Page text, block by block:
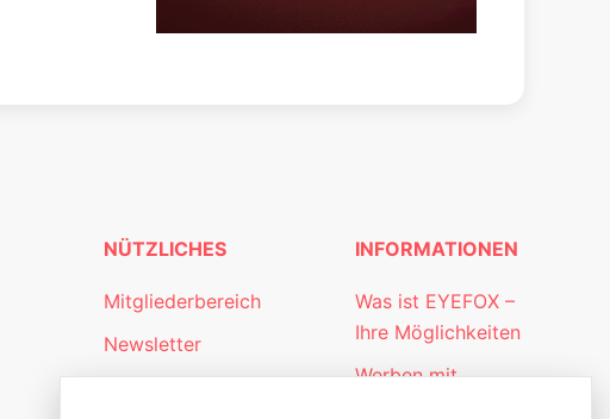
NÜTZLICHES
Mitgliederbereich
Newsletter
INFORMATIONEN
Was ist EYEFOX –
Ihre Möglichkeiten
Werben mit